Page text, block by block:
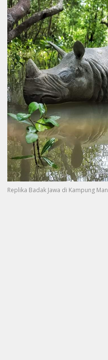
Replika Badak Jawa di Kampung